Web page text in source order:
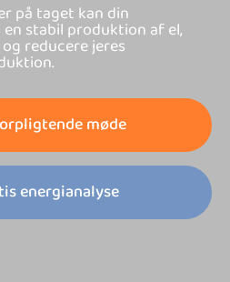
på taget kan din
stabil produktion af el,
reducere jeres
møde
energianalyse